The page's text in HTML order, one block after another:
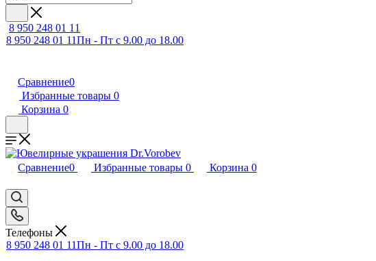
8 950 248 01 11
8 950 248 01 11Пн - Пт с 9.00 до 18.00
Сравнение0
Избранные товары 0
Корзина 0
Сравнение0 Избранные товары 0 Корзина 0
Телефоны
8 950 248 01 11Пн - Пт с 9.00 до 18.00